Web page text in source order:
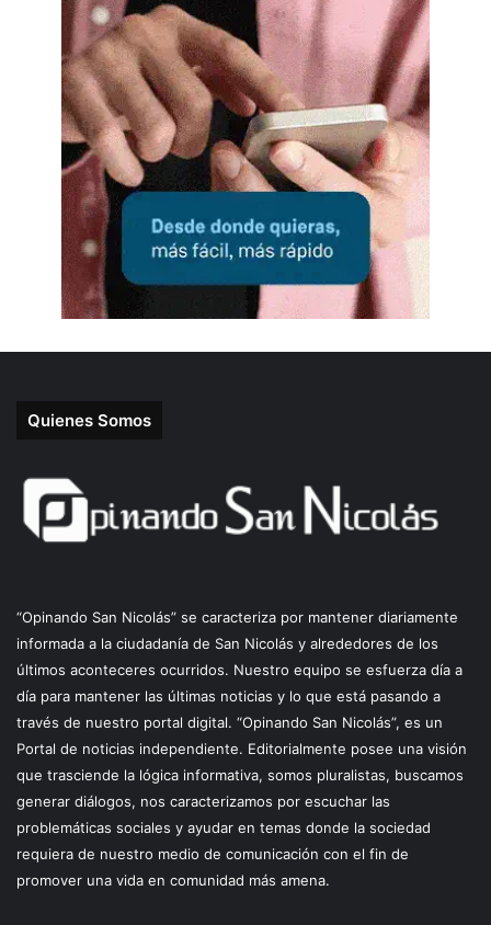
Quienes Somos
“Opinando San Nicolás” se caracteriza por mantener diariamente
informada a la ciudadanía de San Nicolás y alrededores de los
últimos aconteceres ocurridos. Nuestro equipo se esfuerza día a
día para mantener las últimas noticias y lo que está pasando a
través de nuestro portal digital. “Opinando San Nicolás”, es un
Portal de noticias independiente. Editorialmente posee una visión
que trasciende la lógica informativa, somos pluralistas, buscamos
generar diálogos, nos caracterizamos por escuchar las
problemáticas sociales y ayudar en temas donde la sociedad
requiera de nuestro medio de comunicación con el fin de
promover una vida en comunidad más amena.